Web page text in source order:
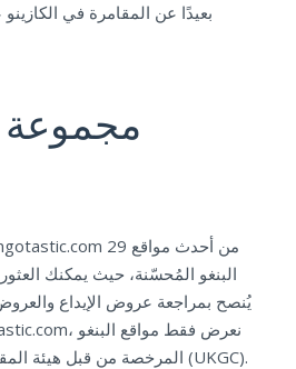
بعيدًا عن المقامرة في
مجموعة
البنغو المُحسّنة، حيث يمكنك
يُنصح بمراجعة عروض الإيداع والعروض
المرخصة من قبل هيئة المقامرة في المملكة المتحدة (UKGC).